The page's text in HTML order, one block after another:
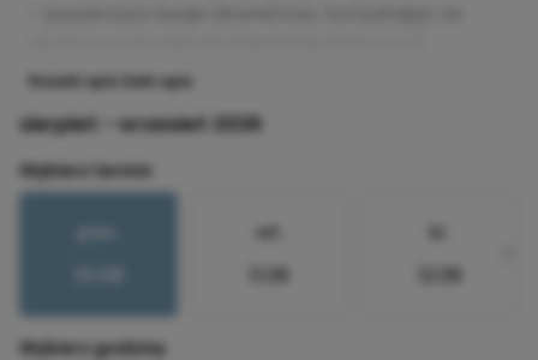
Rozwiń opis Zwiń opis
sierpień - wrzesień 2026
Wybierz termin
wt.
Wybierz godzinę